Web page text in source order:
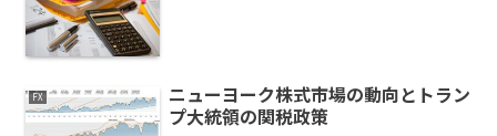
FX
ニューヨーク株式市場の動向とトラン
プ大統領の関税政策